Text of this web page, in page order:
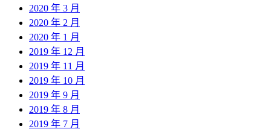
2020 年 3 月
2020 年 2 月
2020 年 1 月
2019 年 12 月
2019 年 11 月
2019 年 10 月
2019 年 9 月
2019 年 8 月
2019 年 7 月